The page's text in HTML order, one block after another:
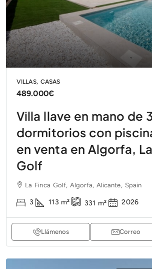
VILLAS, CASAS
489.000€
Villa llave en mano de
dormitorios con
en venta en Algorfa,
Golf
La Finca Golf, Algorfa, Alicante, Spain
3 113 m² 331 m² 2026
Llámenos Correo